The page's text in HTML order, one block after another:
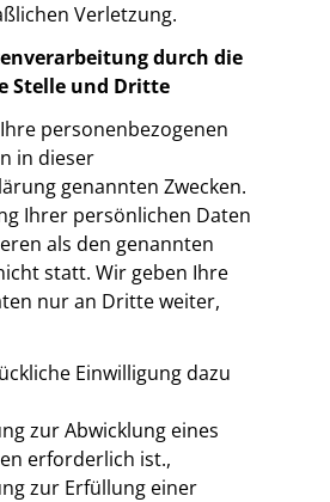
Verletzung.
durch die
Stelle und Dritte
personenbezogenen
in dieser
genannten Zwecken.
Ihrer persönlichen Daten
als den genannten
statt. Wir geben Ihre
nur an Dritte weiter,
Einwilligung dazu
zur Abwicklung eines
erforderlich ist.,
zur Erfüllung einer